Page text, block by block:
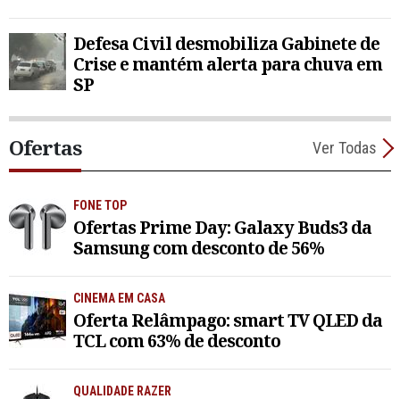
Defesa Civil desmobiliza Gabinete de
Crise e mantém alerta para chuva em
SP
Ofertas Ver Todas
FONE TOP
Ofertas Prime Day: Galaxy Buds3 da
Samsung com desconto de 56%
CINEMA EM CASA
Oferta Relâmpago: smart TV QLED da
TCL com 63% de desconto
QUALIDADE RAZER